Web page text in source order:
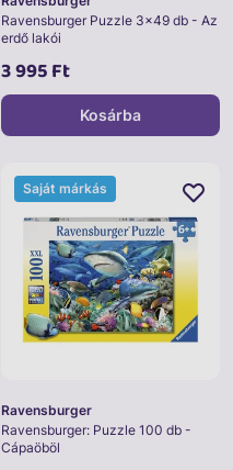
Ravensburger Puzzle 3x49 db - Az
erdő lakói
3 995 Ft
Kosárba
Ravensburger
Ravensburger: Puzzle 100 db -
Cápaöböl
Saját márkás